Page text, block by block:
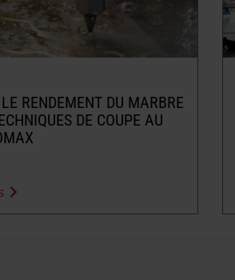
RENDEMENT DU MARBRE
DE COUPE AU